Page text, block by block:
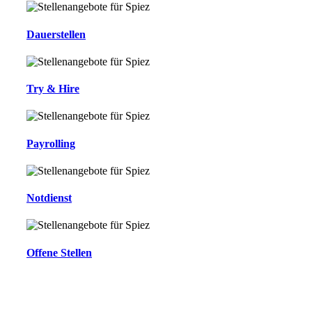
Dauerstellen
Try & Hire
Payrolling
Notdienst
Offene Stellen